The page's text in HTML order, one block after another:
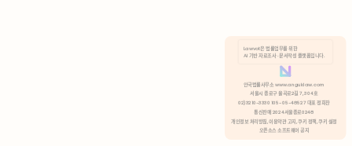
분석 쿠키 허용
Lawvot은 법률업무를 위한
AI 기반 자료조사 · 문서작성 플랫폼입니다.
안국법률사무소 www.anguklaw.com
서울시 종로구 율곡로2길 7, 304호
02)3210-3330 105-05-48527 대표 정희찬
통신판매 2024서울종로0248
개인정보 처리방침, 이용약관 고지, 쿠키 정책, 쿠키 설정
오픈소스 소프트웨어 공지